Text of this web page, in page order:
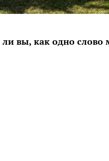
вы, как одно слово